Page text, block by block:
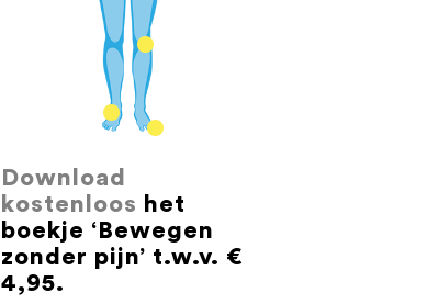
Download
kostenloos het
boekje ‘Bewegen
zonder pijn’ t.w.v. €
4,95.